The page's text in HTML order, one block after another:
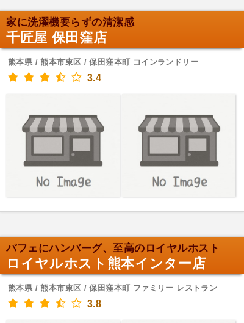
家に洗濯機要らずの清潔感
千匠屋 保田窪店
熊本県 / 熊本市東区 / 保田窪本町 コインランドリー
3.4
パフェにハンバーグ、至高のロイヤルホスト
ロイヤルホスト熊本インター店
熊本県 / 熊本市東区 / 保田窪本町 ファミリー レストラン
3.8